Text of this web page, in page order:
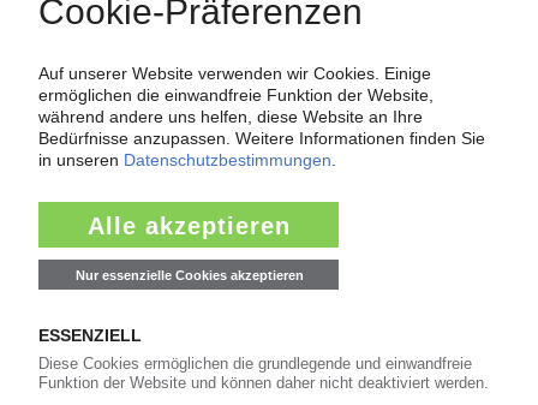
811
Veranstaltungen
42
Interviews
16
In eigener Sache
Newsletter